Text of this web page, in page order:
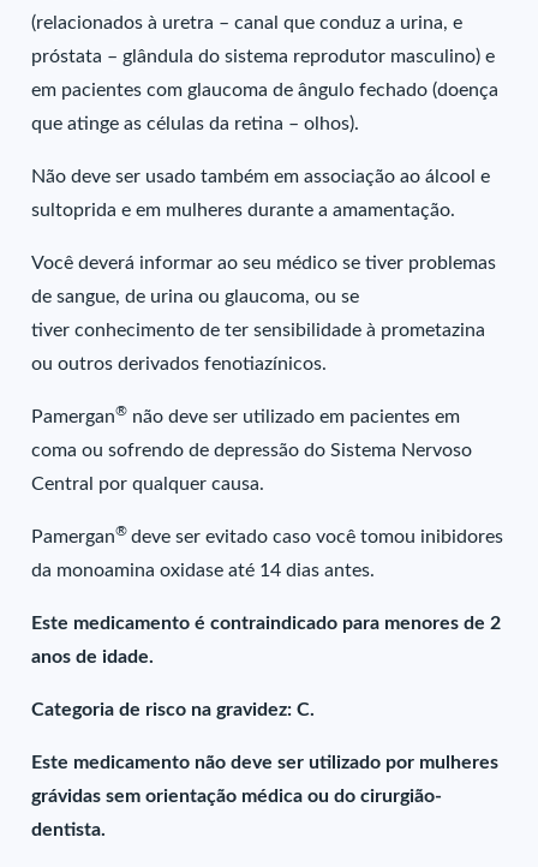
(relacionados à uretra – canal que conduz a urina, e
próstata – glândula do sistema reprodutor masculino) e
em pacientes com glaucoma de ângulo fechado (doença
que atinge as células da retina – olhos).
Não deve ser usado também em associação ao álcool e
sultoprida e em mulheres durante a amamentação.
Você deverá informar ao seu médico se tiver problemas
de sangue, de urina ou glaucoma, ou se
tiver conhecimento de ter sensibilidade à prometazina
ou outros derivados fenotiazínicos.
Pamergan® não deve ser utilizado em pacientes em
coma ou sofrendo de depressão do Sistema Nervoso
Central por qualquer causa.
Pamergan® deve ser evitado caso você tomou inibidores
da monoamina oxidase até 14 dias antes.
Este medicamento é contraindicado para menores de 2
anos de idade.
Categoria de risco na gravidez: C.
Este medicamento não deve ser utilizado por mulheres
grávidas sem orientação médica ou do cirurgião-
dentista.